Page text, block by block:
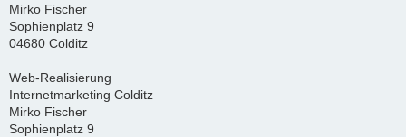
Mirko Fischer
Sophienplatz 9
04680 Colditz
Web-Realisierung
Internetmarketing Colditz
Mirko Fischer
Sophienplatz 9